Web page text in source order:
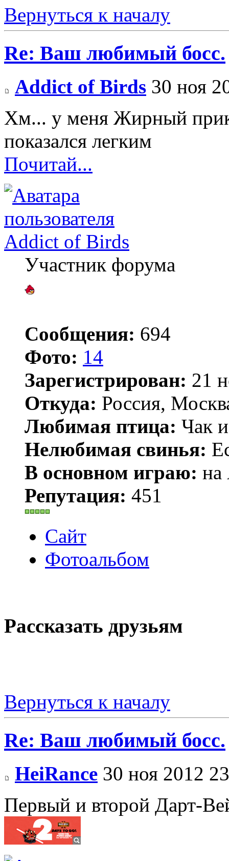
Вернуться к началу
Re: Ваш любимый босс.
Addict of Birds 30 ноя
Хм... у меня Жирный
показался легким
Почитай...
Addict of Birds
Участник форума
Сообщения: 694
Фото: 14
Зарегистрирован: 21
Откуда: Россия,
Любимая птица: Чак
Нелюбимая свинья:
В основном играю: на
Репутация: 451
Сайт
Фотоальбом
Рассказать друзьям
Вернуться к началу
Re: Ваш любимый босс.
HeiRance 30 ноя 2012
Первый и второй Дарт-